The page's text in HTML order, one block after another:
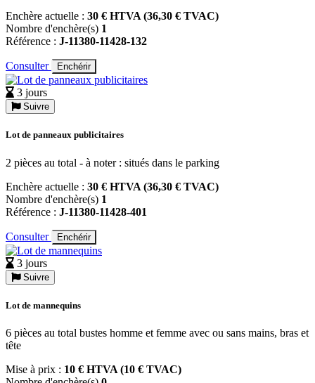
Enchère actuelle : 30 € HTVA (36,30 € TVAC)
Nombre d'enchère(s) 1
Référence : J-11380-11428-132
Consulter Enchérir
3 jours
Suivre
Lot de panneaux publicitaires
2 pièces au total - à noter : situés dans le parking
Enchère actuelle : 30 € HTVA (36,30 € TVAC)
Nombre d'enchère(s) 1
Référence : J-11380-11428-401
Consulter Enchérir
3 jours
Suivre
Lot de mannequins
6 pièces au total bustes homme et femme avec ou sans mains, bras et
tête
Mise à prix : 10 € HTVA (10 € TVAC)